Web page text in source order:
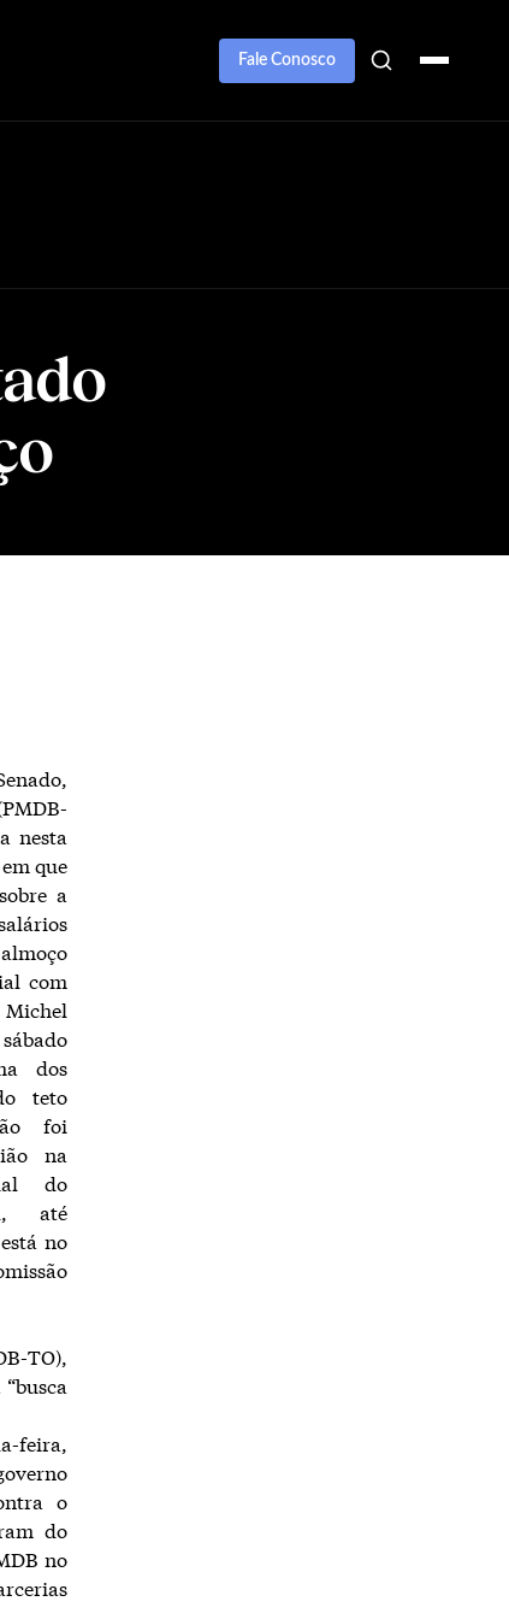
Fale Conosco
nesta
que
a
com
dos
teto
foi
na
do
até
no
TO),
feira,
o
do
no